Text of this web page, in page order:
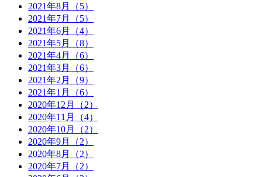
2021年8月（5）
2021年7月（5）
2021年6月（4）
2021年5月（8）
2021年4月（6）
2021年3月（6）
2021年2月（9）
2021年1月（6）
2020年12月（2）
2020年11月（4）
2020年10月（2）
2020年9月（2）
2020年8月（2）
2020年7月（2）